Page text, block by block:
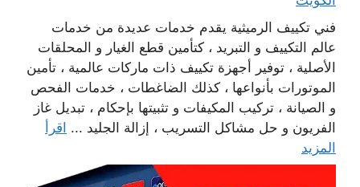
فني تكييف الرميثية يقدم خدمات عديدة من خدمات
عالم التكييف و التبريد ، كتأمين قطع الغيار و المحلقات
الأصلية ، توفير أجهزة تكييف ذات ماركات عالمية ، تأمين
الموتورات بأنواعها ، كذلك الضاغطات ، خدمات الفحص
و الصيانة ، تركيب المكيفات و تثبيتها بإحكام ، تبديل غاز
الفريون و حل مشاكل التسريب ، إزالة الجليد ... اقرأ
المزيد